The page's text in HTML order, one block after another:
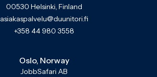
00530 Helsinki, Finland
asiakaspalvelu@duunitori.fi
+358 44 980 3558
Oslo, Norway
JobbSafari AB